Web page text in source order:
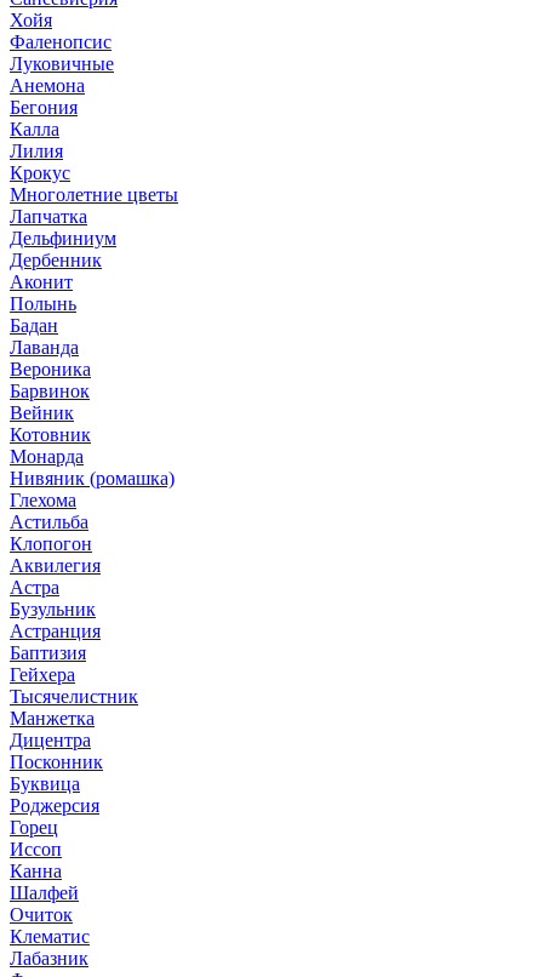
Хойя
Фаленопсис
Луковичные
Анемона
Бегония
Калла
Лилия
Крокус
Многолетние цветы
Лапчатка
Дельфиниум
Дербенник
Аконит
Полынь
Бадан
Лаванда
Вероника
Барвинок
Вейник
Котовник
Монарда
Нивяник (ромашка)
Глехома
Астильба
Клопогон
Аквилегия
Астра
Бузульник
Астранция
Баптизия
Гейхера
Тысячелистник
Манжетка
Дицентра
Посконник
Буквица
Роджерсия
Горец
Иссоп
Канна
Шалфей
Очиток
Клематис
Лабазник